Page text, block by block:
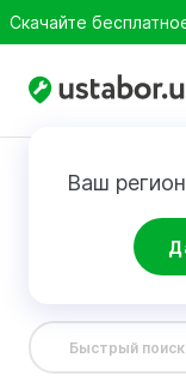
Скачайте
Ваш
Все